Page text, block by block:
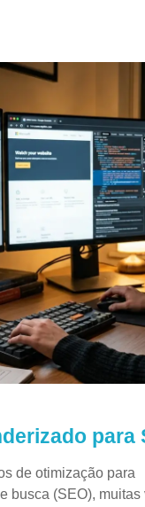
para
de otimização para
busca (SEO), muitas